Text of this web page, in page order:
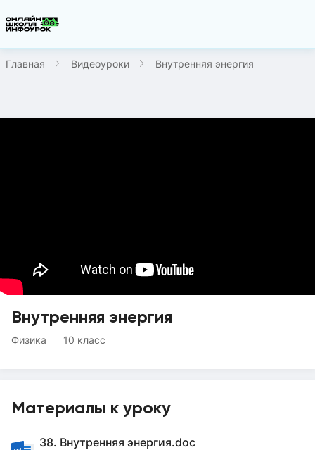
Главная Видеоуроки Внутренняя энергия
Внутренняя энергия
Физика 10 класс
Материалы к уроку
38. Внутренняя энергия.doc